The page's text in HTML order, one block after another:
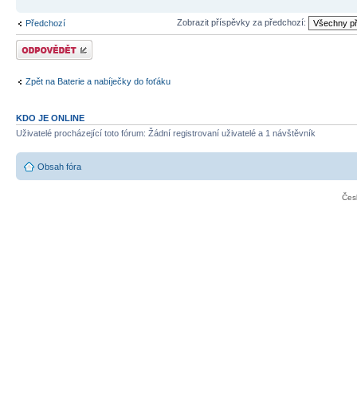
Předchozí Zobrazit příspěvky za předchozí:
Odeslat odpověď
Zpět na Baterie a nabíječky do foťáku
KDO JE ONLINE
Uživatelé procházející toto fórum: Žádní registrovaní uživatelé a 1 návštěvník
Obsah fóra